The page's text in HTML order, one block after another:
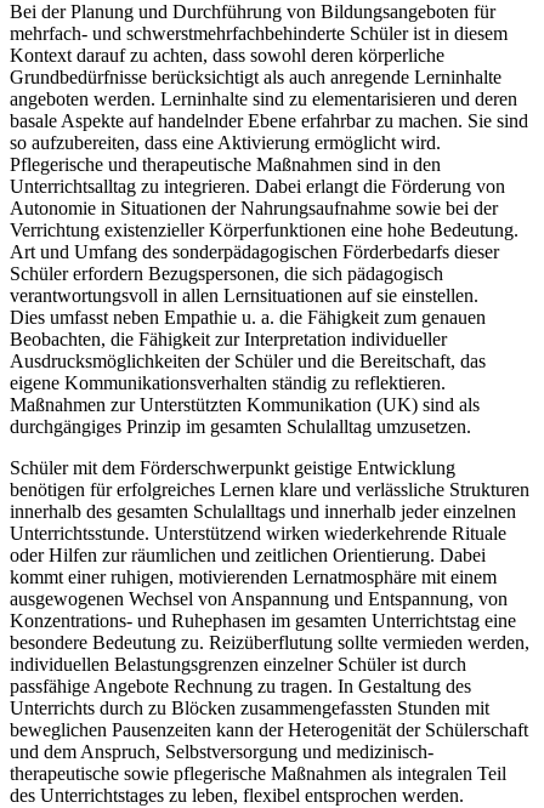
Bei der Planung und Durchführung von Bildungsangeboten für
mehrfach- und schwerstmehrfachbehinderte Schüler ist in diesem
Kontext darauf zu achten, dass sowohl deren körperliche
Grundbedürfnisse berücksichtigt als auch anregende Lerninhalte
angeboten werden. Lerninhalte sind zu elementarisieren und deren
basale Aspekte auf handelnder Ebene erfahrbar zu machen. Sie sind
so aufzubereiten, dass eine Aktivierung ermöglicht wird.
Pflegerische und therapeutische Maßnahmen sind in den
Unterrichtsalltag zu integrieren. Dabei erlangt die Förderung von
Autonomie in Situationen der Nahrungsaufnahme sowie bei der
Verrichtung existenzieller Körperfunktionen eine hohe Bedeutung.
Art und Umfang des sonderpädagogischen Förderbedarfs dieser
Schüler erfordern Bezugspersonen, die sich pädagogisch
verantwortungsvoll in allen Lernsituationen auf sie einstellen.
Dies umfasst neben Empathie u. a. die Fähigkeit zum genauen
Beobachten, die Fähigkeit zur Interpretation individueller
Ausdrucksmöglichkeiten der Schüler und die Bereitschaft, das
eigene Kommunikationsverhalten ständig zu reflektieren.
Maßnahmen zur Unterstützten Kommunikation (UK) sind als
durchgängiges Prinzip im gesamten Schulalltag umzusetzen.
Schüler mit dem Förderschwerpunkt geistige Entwicklung
benötigen für erfolgreiches Lernen klare und verlässliche Strukturen
innerhalb des gesamten Schulalltags und innerhalb jeder einzelnen
Unterrichtsstunde. Unterstützend wirken wiederkehrende Rituale
oder Hilfen zur räumlichen und zeitlichen Orientierung. Dabei
kommt einer ruhigen, motivierenden Lernatmosphäre mit einem
ausgewogenen Wechsel von Anspannung und Entspannung, von
Konzentrations- und Ruhephasen im gesamten Unterrichtstag eine
besondere Bedeutung zu. Reizüberflutung sollte vermieden werden,
individuellen Belastungsgrenzen einzelner Schüler ist durch
passfähige Angebote Rechnung zu tragen. In Gestaltung des
Unterrichts durch zu Blöcken zusammengefassten Stunden mit
beweglichen Pausenzeiten kann der Heterogenität der Schülerschaft
und dem Anspruch, Selbstversorgung und medizinisch-
therapeutische sowie pflegerische Maßnahmen als integralen Teil
des Unterrichtstages zu leben, flexibel entsprochen werden.